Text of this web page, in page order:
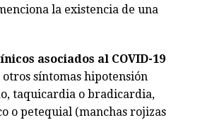
la existencia de una
asociados al COVID-19
síntomas hipotensión
taquicardia o bradicardia,
o petequial (manchas rojizas